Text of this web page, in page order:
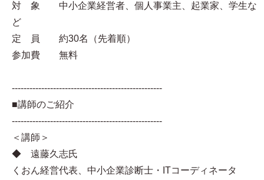
対 象 中小企業経営者、個人事業主、起業家、学生な
ど
定 員 約30名（先着順）
参加費 無料
---------------------------------------------------
■講師のご紹介
---------------------------------------------------
＜講師＞
◆ 遠藤久志氏
くおん経営代表、中小企業診断士・ITコーディネータ